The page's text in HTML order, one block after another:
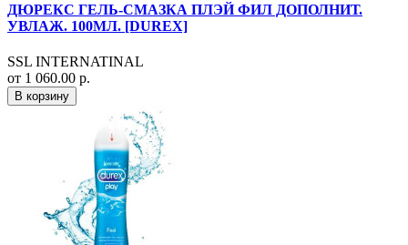
ДЮРЕКС ГЕЛЬ-СМАЗКА ПЛЭЙ ФИЛ ДОПОЛНИТ.
УВЛАЖ. 100МЛ. [DUREX]
SSL INTERNATINAL
от 1 060.00 р.
В корзину